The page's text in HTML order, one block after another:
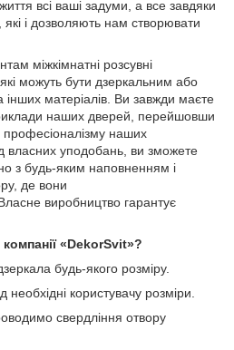
всі ваші задуми, а все завдяки
які і дозволяють нам створювати
міжкімнатні розсувні
можуть бути дзеркальним або
інших матеріалів. Ви завжди маєте
наших дверей, перейшовши
професіоналізму наших
власних уподобань, ви зможете
з будь-яким наповненням і
де вони
виробництво гарантує
«DekorSvit»?
будь-якого розміру.
користувачу розміри.
свердління отвору